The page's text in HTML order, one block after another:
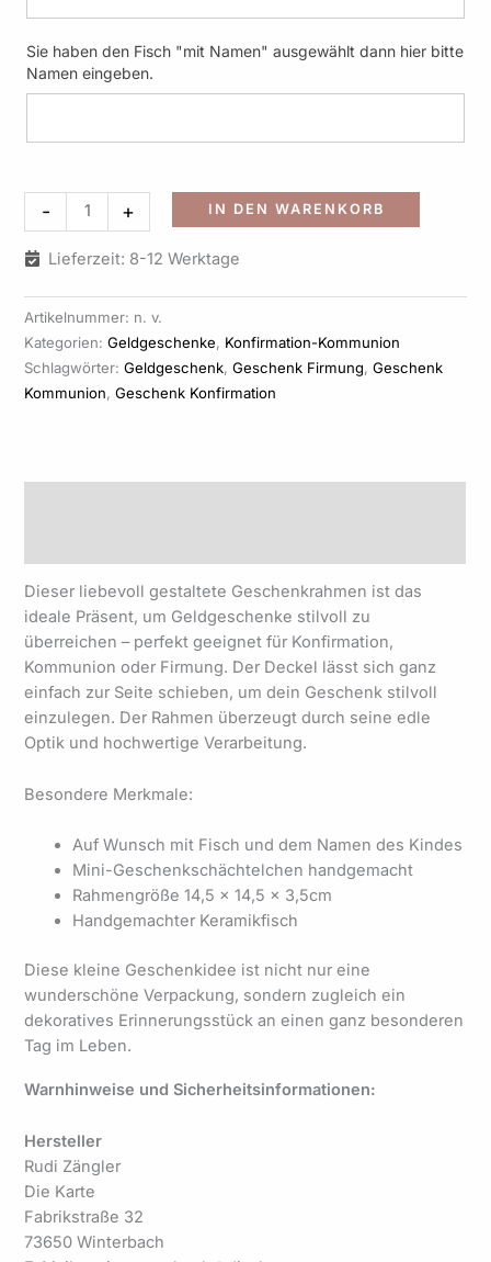
Sie haben den Fisch "mit Namen" ausgewählt dann hier bitte
Namen eingeben.
- + IN DEN WARENKORB
Lieferzeit: 8-12 Werktage
Artikelnummer: n. v.
Kategorien:Geldgeschenke, Konfirmation-Kommunion
Schlagwörter:Geldgeschenk,Geschenk Firmung,Geschenk
Kommunion,Geschenk Konfirmation
Dieser liebevoll gestaltete Geschenkrahmen ist das
ideale Präsent, um Geldgeschenke stilvoll zu
überreichen – perfekt geeignet für Konfirmation,
Kommunion oder Firmung. Der Deckel lässt sich ganz
einfach zur Seite schieben, um dein Geschenk stilvoll
einzulegen. Der Rahmen überzeugt durch seine edle
Optik und hochwertige Verarbeitung.
Besondere Merkmale:
Auf Wunsch mit Fisch und dem Namen des Kindes
Mini-Geschenkschächtelchen handgemacht
Rahmengröße 14,5 x 14,5 x 3,5cm
Handgemachter Keramikfisch
Diese kleine Geschenkidee ist nicht nur eine
wunderschöne Verpackung, sondern zugleich ein
dekoratives Erinnerungsstück an einen ganz besonderen
Tag im Leben.
Warnhinweise und Sicherheitsinformationen:
Hersteller
Rudi Zängler
Die Karte
Fabrikstraße 32
73650 Winterbach